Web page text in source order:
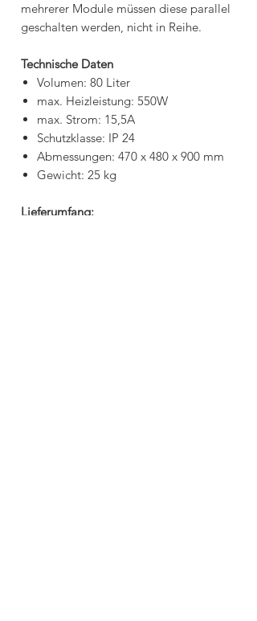
mehrerer Module müssen diese parallel
geschalten werden, nicht in Reihe.
Technische Daten
Volumen: 80 Liter
max. Heizleistung: 550W
max. Strom: 15,5A
Schutzklasse: IP 24
Abmessungen: 470 x 480 x 900 mm
Gewicht: 25 kg
Lieferumfang: